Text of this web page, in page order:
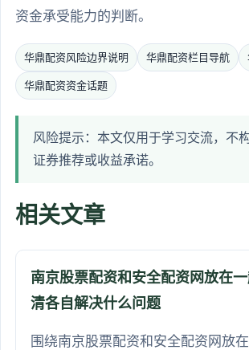
资金承受能力的判断。
华鼎配资风险边界说明 华鼎配资栏目导航
华鼎配资资金话题
风险提示：本文仅用于学习交流，不
证券推荐或收益承诺。
相关文章
南京股票配资和安全配资网放在
清各自解决什么问题
围绕南京股票配资和安全配资网放